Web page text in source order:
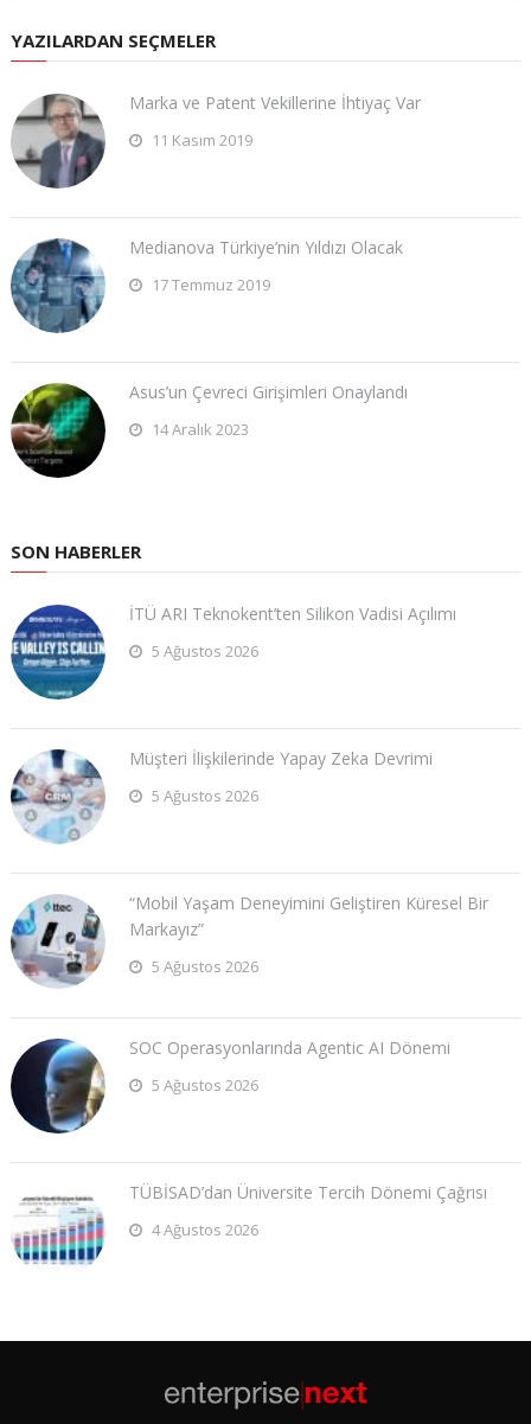
YAZILARDAN SEÇMELER
Marka ve Patent Vekillerine İhtiyaç Var
11 Kasım 2019
Medianova Türkiye’nin Yıldızı Olacak
17 Temmuz 2019
Asus’un Çevreci Girişimleri Onaylandı
14 Aralık 2023
SON HABERLER
İTÜ ARI Teknokent’ten Silikon Vadisi Açılımı
5 Ağustos 2026
Müşteri İlişkilerinde Yapay Zeka Devrimi
5 Ağustos 2026
“Mobil Yaşam Deneyimini Geliştiren Küresel Bir
Markayız”
5 Ağustos 2026
SOC Operasyonlarında Agentic AI Dönemi
5 Ağustos 2026
TÜBİSAD’dan Üniversite Tercih Dönemi Çağrısı
4 Ağustos 2026